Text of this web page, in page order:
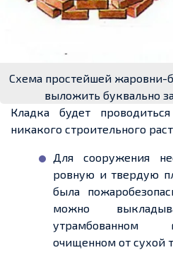
Схема простейшей
выложить буквально
Кладка будет
никакого строительного
Для сооружения
ровную и твердую
была
можно
утрамбованном
очищенном от сухой